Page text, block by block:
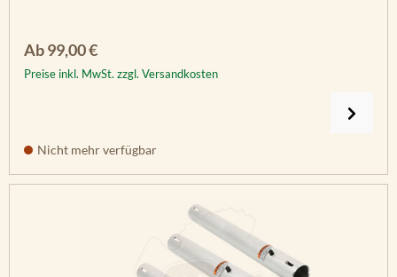
Regulärer Preis:
Ab99,00 €
Preise inkl. MwSt. zzgl. Versandkosten
Nicht mehr verfügbar